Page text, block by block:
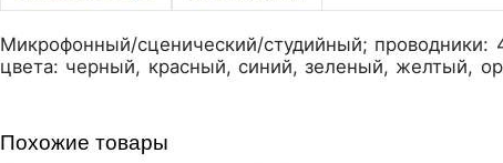
Микрофонный/сценический/студийный;
цвета: черный, красный, синий, зеленый, желтый,
Похожие товары